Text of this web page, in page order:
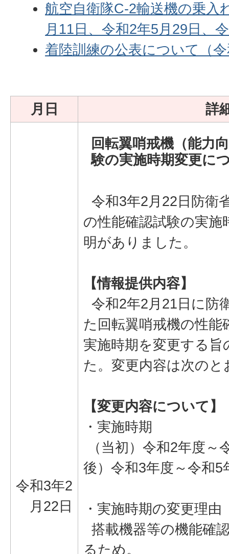
航空自衛隊C-2輸送機の乗入
月11日、令和2年5月29日、
着陸訓練の公表について（
月日 詳
令和3年2
月22日
回転翼哨戒機（能力
験の実施時期変更に
令和3年2月22日防衛
の性能確認試験の実施
明がありました。
【情報提供内容】
令和2年2月21日に防
た回転翼哨戒機の性能
実施時期を変更する
た。変更内容は次のと
【変更内容について】
・実施時期
（当初）令和2年度
後）令和3年度～令和5
・実施時期の変更理由
搭載機器等の機能確
るため。